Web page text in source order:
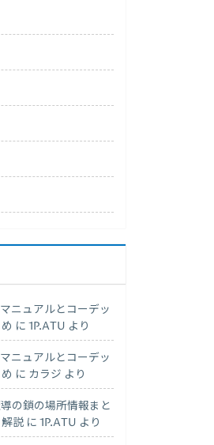
ニュアルとコーデッ
に1P.ATU より
ニュアルとコーデッ
に カラジ より
の鎖の場所情報まと
説 に1P.ATU より